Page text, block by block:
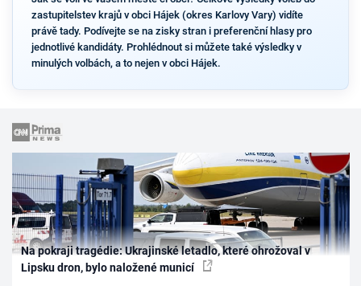
zastupitelstev krajů v obci Hájek (okres Karlovy Vary) vidíte
právě tady. Podívejte se na zisky stran i preferenční hlasy pro
jednotlivé kandidáty. Prohlédnout si můžete také výsledky v
minulých volbách, a to nejen v obci Hájek.
Na pokraji tragédie: Ukrajinské letadlo, které ohrožoval v
Lipsku dron, bylo naložené municí